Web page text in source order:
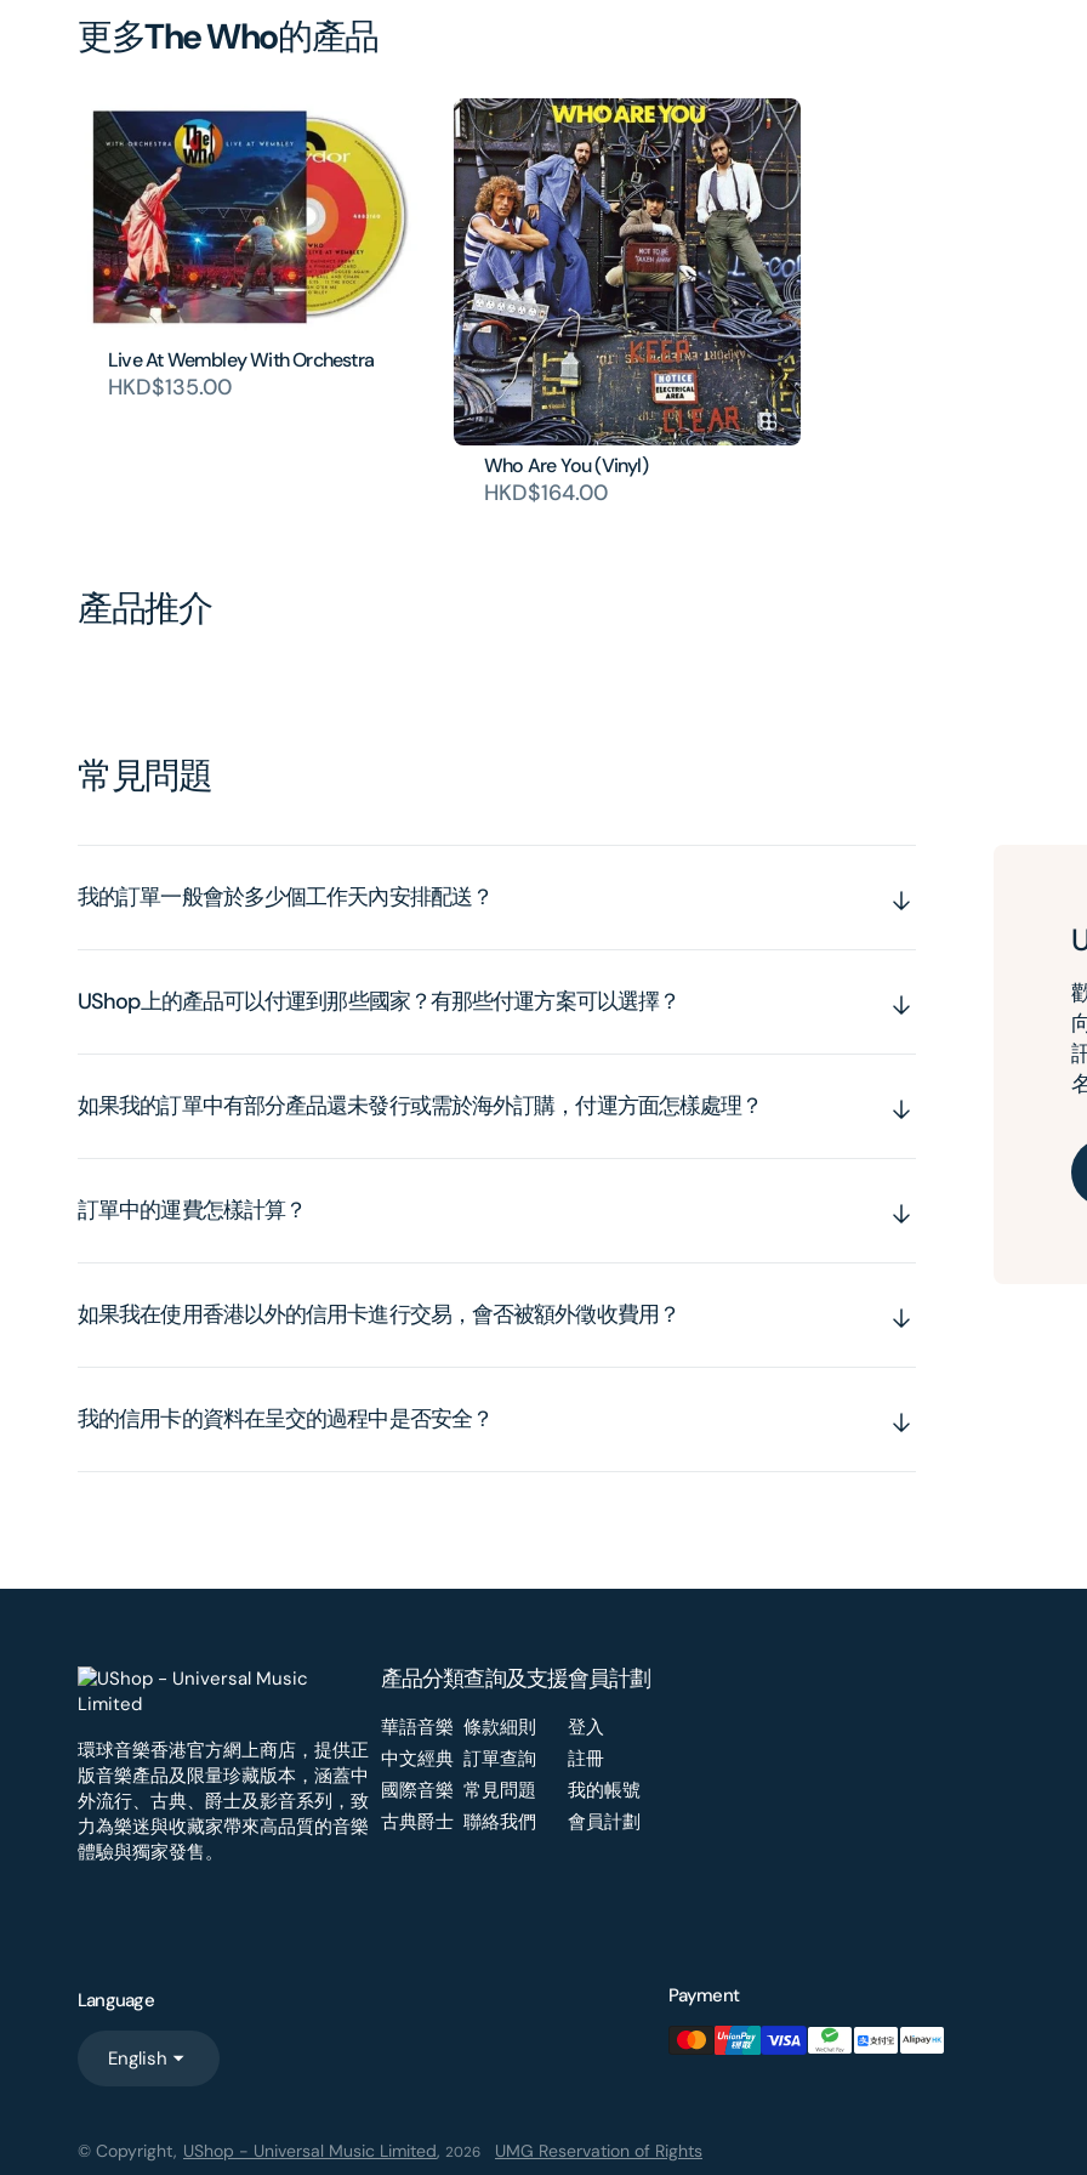
更多The Who的產品
Live At Wembley With Orchestra
HKD$135.00
Who Are You (Vinyl)
HKD$164.00
產品推介
常見問題
我的訂單一般會於多少個工作天內安排配送？
UShop上的產品可以付運到那些國家？有那些付運方案可以選擇？
如果我的訂單中有部分產品還未發行或需於海外訂購，付運方面怎樣處理？
訂單中的運費怎樣計算？
如果我在使用香港以外的信用卡進行交易，會否被額外徵收費用？
我的信用卡的資料在呈交的過程中是否安全？
環球音樂香港官方網上商店，提供正
版音樂產品及限量珍藏版本，涵蓋中
外流行、古典、爵士及影音系列，致
力為樂迷與收藏家帶來高品質的音樂
體驗與獨家發售。
產品分類
華語音樂
中文經典
國際音樂
古典爵士
查詢及支援
條款細則
訂單查詢
常見問題
聯絡我們
會員計劃
登入
註冊
我的帳號
會員計劃
Language
English
Payment
© Copyright, UShop - Universal Music Limited, 2026 UMG Reservation of Rights